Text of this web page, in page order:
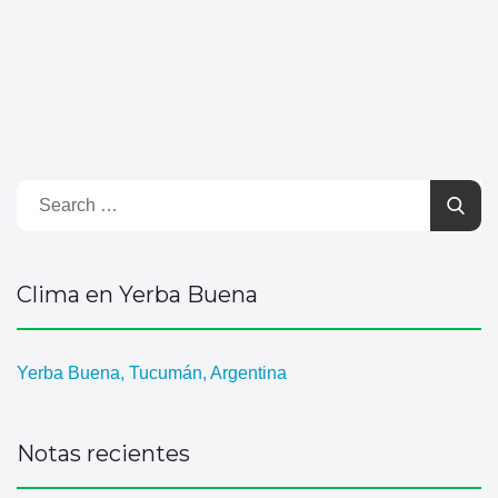
Clima en Yerba Buena
Yerba Buena, Tucumán, Argentina
Notas recientes